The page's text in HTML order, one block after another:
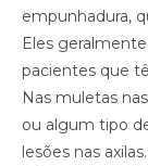
empunhadura,
Eles
pacientes que
Nas muletas
ou algum tipo
lesões nas